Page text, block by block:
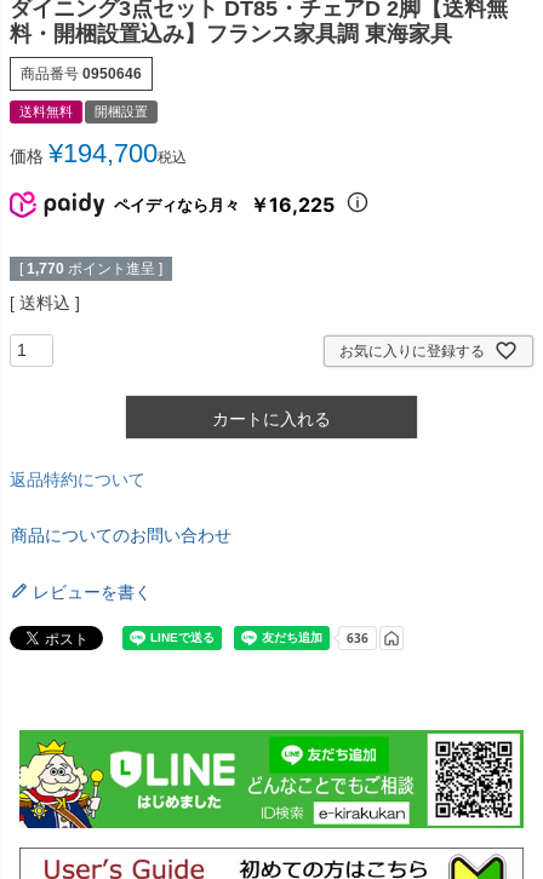
ダイニング3点セット DT85・チェアD 2脚【送料無
料・開梱設置込み】フランス家具調 東海家具
商品番号 0950646
送料無料 開梱設置
価格 ¥194,700税込
ペイディなら月々 ￥16,225
[ 1,770 ポイント進呈 ]
送料込
お気に入りに登録する
カートに入れる
返品特約について
商品についてのお問い合わせ
レビューを書く